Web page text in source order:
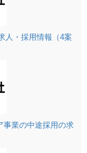
人・採用情報（4案
業の中途採用の求